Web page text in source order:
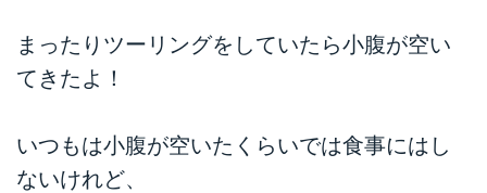
声優の西田望見がCB400SFと京
まったりツーリングをしていたら小腹が空い
てきたよ！
いつもは小腹が空いたくらいでは食事にはし
ないけれど、